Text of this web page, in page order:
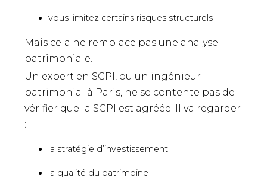
vous limitez certains risques structurels
Mais cela ne remplace pas une analyse
patrimoniale.
Un expert en SCPI, ou un ingénieur
patrimonial à Paris, ne se contente pas de
vérifier que la SCPI est agréée. Il va regarder
:
la stratégie d’investissement
la qualité du patrimoine